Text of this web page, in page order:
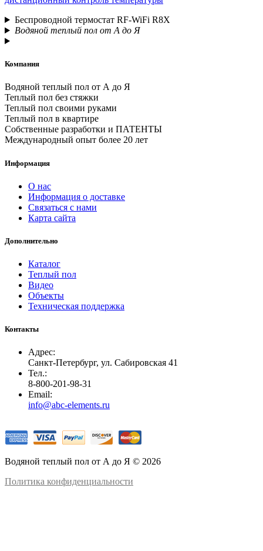
Беспроводной термостат RF-WiFi R8X
Водяной теплый пол от А до Я
Компания
Водяной теплый пол от А до Я
Теплый пол без стяжки
Теплый пол своими руками
Теплый пол в квартире
Собственные разработки и ПАТЕНТЫ
Международный опыт более 20 лет
Информация
О нас
Информация о доставке
Связаться с нами
Карта сайта
Дополнительно
Каталог
Теплый пол
Видео
Объекты
Техническая поддержка
Контакты
Адрес:
Санкт-Петербург, ул. Сабировская 41
Тел.:
8-800-201-98-31
Email:
info@abc-elements.ru
Водяной теплый пол от А до Я © 2026
Политика конфиденциальности